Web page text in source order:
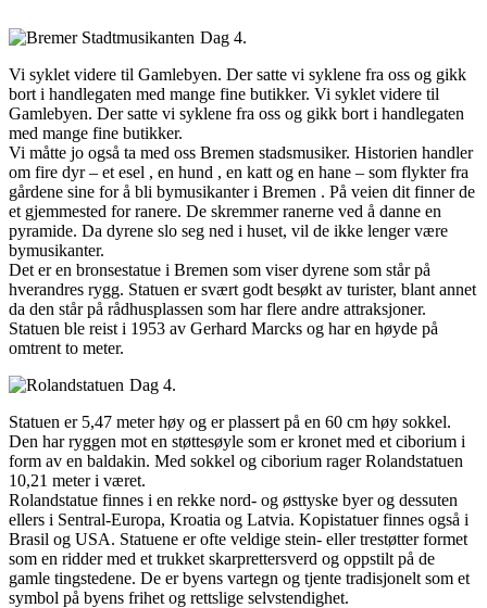
Dag 4.
Vi syklet videre til Gamlebyen. Der satte vi syklene fra oss og gikk
bort i handlegaten med mange fine butikker. Vi syklet videre til
Gamlebyen. Der satte vi syklene fra oss og gikk bort i handlegaten
med mange fine butikker.
Vi måtte jo også ta med oss Bremen stadsmusiker. Historien handler
om fire dyr – et esel , en hund , en katt og en hane – som flykter fra
gårdene sine for å bli bymusikanter i Bremen . På veien dit finner de
et gjemmested for ranere. De skremmer ranerne ved å danne en
pyramide. Da dyrene slo seg ned i huset, vil de ikke lenger være
bymusikanter.
Det er en bronsestatue i Bremen som viser dyrene som står på
hverandres rygg. Statuen er svært godt besøkt av turister, blant annet
da den står på rådhusplassen som har flere andre attraksjoner.
Statuen ble reist i 1953 av Gerhard Marcks og har en høyde på
omtrent to meter.
Dag 4.
Statuen er 5,47 meter høy og er plassert på en 60 cm høy sokkel.
Den har ryggen mot en støttesøyle som er kronet med et ciborium i
form av en baldakin. Med sokkel og ciborium rager Rolandstatuen
10,21 meter i været.
Rolandstatue finnes i en rekke nord- og østtyske byer og dessuten
ellers i Sentral-Europa, Kroatia og Latvia. Kopistatuer finnes også i
Brasil og USA. Statuene er ofte veldige stein- eller trestøtter formet
som en ridder med et trukket skarprettersverd og oppstilt på de
gamle tingstedene. De er byens vartegn og tjente tradisjonelt som et
symbol på byens frihet og rettslige selvstendighet.